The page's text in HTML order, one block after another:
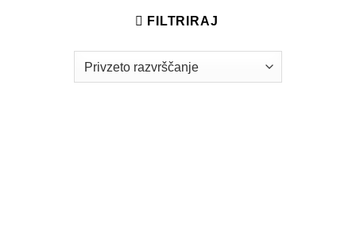
FILTRIRAJ